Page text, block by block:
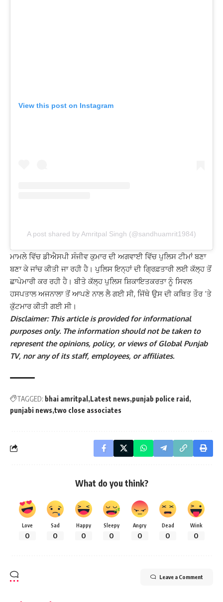
View this post on Instagram
A post shared by Amritpal Singh (@sandhuamrit1984)
ਮਾਮਲੇ ਵਿੱਚ ਡੀਐਸਪੀ ਸੰਜੀਵ ਕੁਮਾਰ ਦੀ ਅਗਵਾਈ ਵਿੱਚ ਪੁਲਿਸ ਟੀਮਾਂ ਬਣਾ
ਬਣਾ ਕੇ ਜਾਂਚ ਕੀਤੀ ਜਾ ਰਹੀ ਹੈ। ਪੁਲਿਸ ਇਨ੍ਹਾਂ ਦੀ ਗ੍ਰਿਫ਼ਤਾਰੀ ਲਈ ਕੱਲ੍ਹ ਤੋਂ
ਛਾਪੇਮਾਰੀ ਕਰ ਰਹੀ ਹੈ। ਬੀਤੇ ਕੱਲ੍ਹ ਪੁਲਿਸ ਸ਼ਿਕਾਇਤਕਰਤਾ ਨੂੰ ਸਿਵਲ
ਹਸਪਤਾਲ ਅਜਨਾਲਾ ਤੋਂ ਆਪਣੇ ਨਾਲ ਲੈ ਗਈ ਸੀ, ਜਿੱਥੇ ਉਸ ਦੀ ਕਥਿਤ ਤੌਰ ‘ਤੇ
ਕੁੱਟਮਾਰ ਕੀਤੀ ਗਈ ਸੀ।
Disclaimer: This article is provided for informational
purposes only. The information should not be taken to
represent the opinions, policy, or views of Global Punjab
TV, nor any of its staff, employees, or affiliates.
TAGGED: bhai amritpal Latest news punjab police raid
punjabi news two close associates
What do you think?
Love
0
Sad
0
Happy
0
Sleepy
0
Angry
0
Dead
0
Wink
0
Leave a Comment